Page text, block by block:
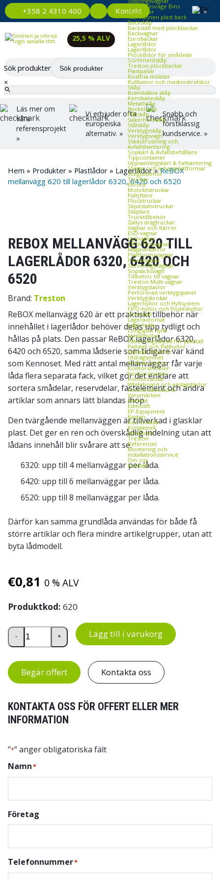
+358 2 4310 400 KontaktPlastic Storage Bins
Plastlådor
Återvunnen plast back
Backskåp
Backställ med plockbackar
Backvagnar
Eurobackar
Lagerlådor
Lagerlådor
Plocklådor för smådelar
Sortimentskåp
Treston plockbackar
Plastpallar
Rostfria möbler
Rullbanor och maskinskridskor
Skåp
Brandsäkra skåp
Kemikalieskåp
Metallskåp
Nyckelskåp
Plåtskåp
Säkerhetsskåp
Stålskåp
Verktygsskåp
Verktygsvagn
Städutrustning och
Avfallshantering
Sopkärl & Avfallsbehållare
Tippcontainer
Uppsamlingskärl & Fathantering
Stegar och arbetsplattformar
Stegtillbehör
Truckar
Eltruck
Motviktstruckar
Pallyftare
Plocktruckar
Skjutstativtruckar
Staplare
Trucktillbehör
Zallys dragtruckar
Vagnar och Kärror
ESD‑vagnar
Hyllvagnar
TRTA hyllvagnar
Magasinkärror
Plattformsvagnar
Plockvagnar
Serveringsvagnar
Sopsäcksvagn
Tillbehör till vagnar
Treston Multi vagnar
Verktygstavlor
Perforerad verktygspanel
Verktygskrokar
Lagerhyllor och Hyllsystem
FIFO‑hyllor och flödeshyllor
Grenställ
Lagerautomat
Lagerhylla
Longspan hylla
Metallhyllor
Påkörningsskydd för pallställ
Pallställ och Pallhyllor
Pallställ tillbehör
Utdragsenhet
Småvaruhyllor
Kontorsmöbler
Kontorsmattor
Kontorsstolar
Whiteboard och anslagstavlor
Kontorsskrivbord
Varumärken
Axelent
Edmolift
EP-Equipment
Kasten
Kito Erikkilä
Kongamek
Mitsubishi
Treston
Referenser
Montering och
installationsservice
Om oss
Kontakt
25,5 % ALV
Sök produkter
×
Läs mer om
våra
referensprojekt
»
Vi erbjuder ofta
europeiska
alternativ. »
Snabb och
förstklassig
kundservice. »
Hem » Produkter » Plastlådor » Lagerlådor»ReBOX
mellanvägg 620 till lagerlådor 6320, 6420 och 6520
REBOX MELLANVÄGG 620 TILL
LAGERLÅDOR 6320, 6420 OCH
6520
Brand: Treston
ReBOX mellanvägg 620 är ett praktiskt tillbehör när
innehållet i lagerlådor behöver delas upp tydligt och
hållas på plats. Den passar ReBOX lagerlådor 6320,
6420 och 6520, samma lådserie som tidigare var känd
som Kennoset. Med rätt antal mellanväggar får varje
låda flera separata fack, vilket gör det enklare att
sortera smådelar, reservdelar, fästelement och andra
artiklar som annars lätt blandas ihop.
Den tvärgående mellanväggen är tillverkad i glasklar
plast. Det ger en ren och överskådlig indelning utan att
lådans innehåll blir svårare att se.
6320: upp till 4 mellanväggar per låda.
6420: upp till 6 mellanväggar per låda.
6520: upp till 8 mellanväggar per låda.
Därför kan samma grundlåda användas för både få
större artiklar och flera mindre artikelgrupper, utan att
byta lådmodell.
€0,81 0 % ALV
Produktkod: 620
ReBOX mellanvägg 620 till lagerlådor 6320, 6420 och
- + Lägg till i varukorg
Begär offert Kontakta oss
KONTAKTA OSS FÖR OFFERT ELLER MER
INFORMATION
”*” anger obligatoriska fält
Namn*
Företag
Telefonnummer*